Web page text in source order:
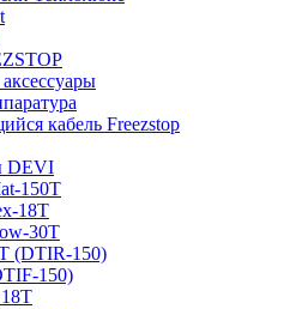
кабель Freezstop
DEVI
150T
18T
30T
(DTIR-150)
150)